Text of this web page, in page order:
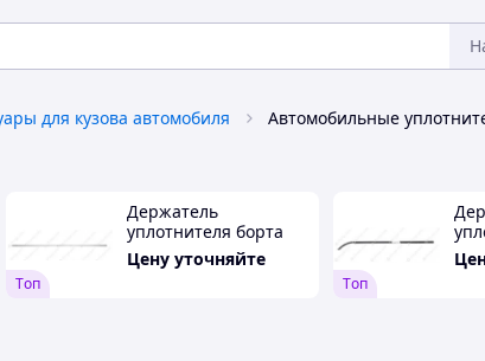
для кузова автомобиля Автомобильные
Tоп
Держатель
уплотнителя борта
горизонтальный
(длин.)
Цену уточняйте
Tоп